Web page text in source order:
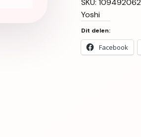
SKU: 109492062
Yoshi
Dit delen:
Facebook